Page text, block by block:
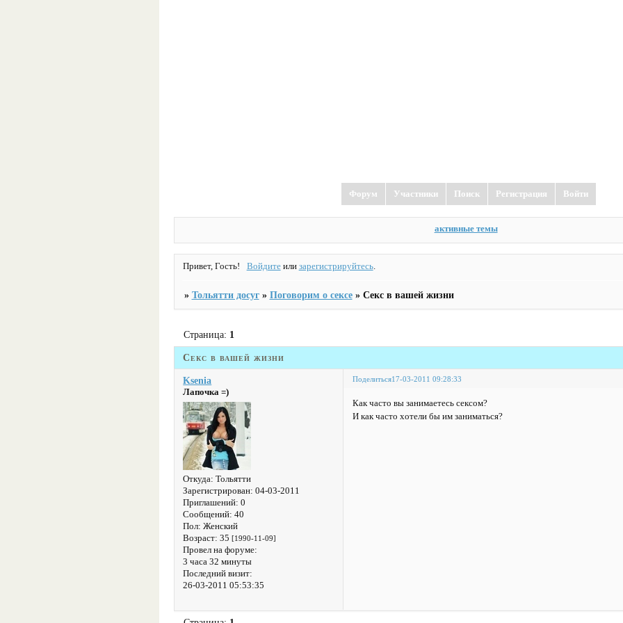
Форум Участники Поиск Регистрация Войти
активные темы
Привет, Гость! Войдитеили зарегистрируйтесь.
» Тольятти досуг » Поговорим о сексе » Секс в вашей жизни
Секс в вашей жизни
Страница: 1
Поделиться17-03-2011 09:28:33
Ksenia
Лапочка =)
Откуда: Тольятти
Зарегистрирован: 04-03-2011
Приглашений: 0
Сообщений: 40
Пол: Женский
Возраст: 35[1990-11-09]
Провел на форуме:
3 часа 32 минуты
Последний визит:
26-03-2011 05:53:35
Как часто вы занимаетесь сексом?
И как часто хотели бы им заниматься?